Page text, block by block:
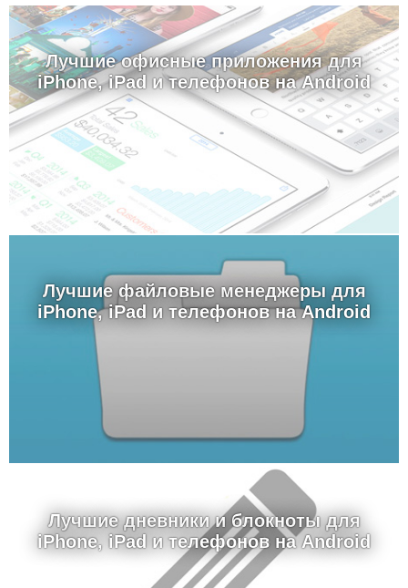
Лучшие офисные приложения для
iPhone, iPad и телефонов на Android
Лучшие файловые менеджеры для
iPhone, iPad и телефонов на Android
Лучшие дневники и блокноты для
iPhone, iPad и телефонов на Android